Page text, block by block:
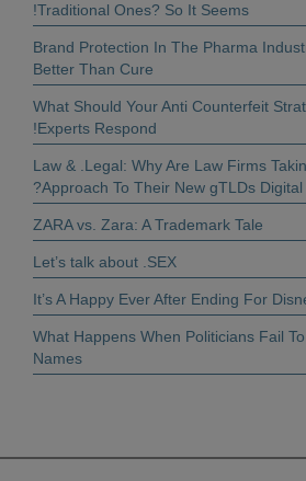
Traditional Ones? So It Seems!
Brand Protection In The Pharma
Better Than Cure
What Should Your Anti Counterfeit
Experts Respond!
.Law & .Legal: Why Are Law Firms
Approach To Their New gTLDs Digital
ZARA vs. Zara: A Trademark Tale
Let’s talk about .SEX
It’s A Happy Ever After Ending For
What Happens When Politicians Fail
Names